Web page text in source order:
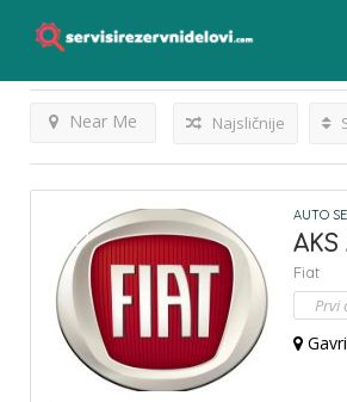
Rezultati ZaŠabacListings
Near Me Najsličnije
AUTO
Fiat
Prvi